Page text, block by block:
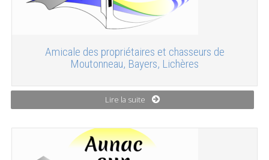
Amicale des propriétaires et chasseurs de
Moutonneau, Bayers, Lichères
Lire la suite